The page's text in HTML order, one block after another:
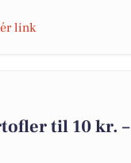
link
til 10 kr. –